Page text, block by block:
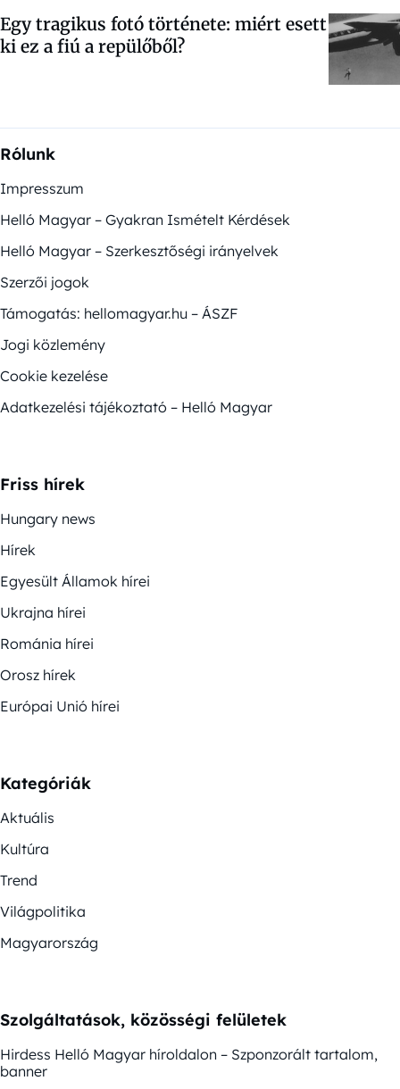
Egy tragikus fotó története: miért esett
ki ez a fiú a repülőből?
Rólunk
Impresszum
Helló Magyar – Gyakran Ismételt Kérdések
Helló Magyar – Szerkesztőségi irányelvek
Szerzői jogok
Támogatás: hellomagyar.hu – ÁSZF
Jogi közlemény
Cookie kezelése
Adatkezelési tájékoztató – Helló Magyar
Friss hírek
Hungary news
Hírek
Egyesült Államok hírei
Ukrajna hírei
Románia hírei
Orosz hírek
Európai Unió hírei
Kategóriák
Aktuális
Kultúra
Trend
Világpolitika
Magyarország
Szolgáltatások, közösségi felületek
Hirdess Helló Magyar híroldalon – Szponzorált tartalom,
banner